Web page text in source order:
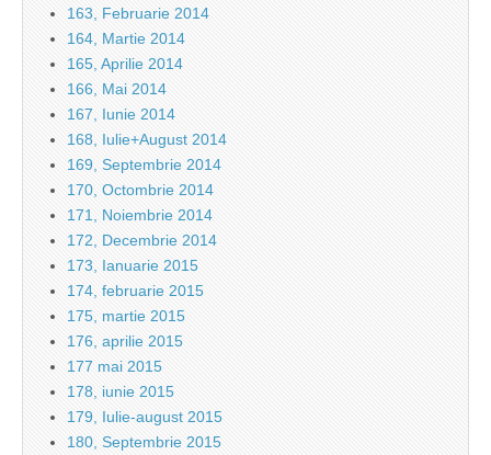
163, Februarie 2014
164, Martie 2014
165, Aprilie 2014
166, Mai 2014
167, Iunie 2014
168, Iulie+August 2014
169, Septembrie 2014
170, Octombrie 2014
171, Noiembrie 2014
172, Decembrie 2014
173, Ianuarie 2015
174, februarie 2015
175, martie 2015
176, aprilie 2015
177 mai 2015
178, iunie 2015
179, Iulie-august 2015
180, Septembrie 2015